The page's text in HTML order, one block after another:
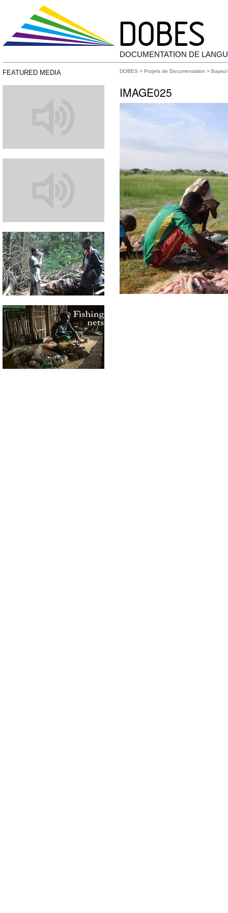
DOCUMENTATION DE
FEATURED MEDIA DOBES > Projets de Documentation >
IMAGE025